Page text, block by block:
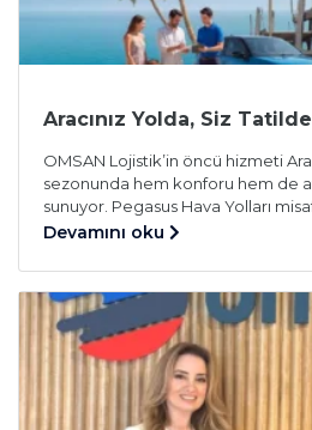
Aracınız Yolda, Siz
OMSAN Lojistik’in öncü hizmeti
sezonunda hem konforu hem de
sunuyor. Pegasus Hava Yolları
güvencesiyle tatil bölgelerine
Lojistik tarafından 2010 yılında
ilk ve tek “Arabam Tatilde”
konforlu ve güvenli bir seyahat […]
Devamını oku